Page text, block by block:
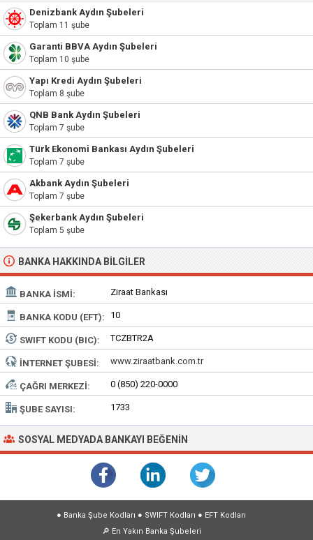
Denizbank Aydın Şubeleri
Toplam 11 şube
Garanti BBVA Aydın Şubeleri
Toplam 10 şube
Yapı Kredi Aydın Şubeleri
Toplam 8 şube
QNB Bank Aydın Şubeleri
Toplam 7 şube
Türk Ekonomi Bankası Aydın Şubeleri
Toplam 7 şube
Akbank Aydın Şubeleri
Toplam 7 şube
Şekerbank Aydın Şubeleri
Toplam 5 şube
BANKA HAKKINDA BILGILER
BANKA İSMI: Ziraat Bankası
BANKA KODU (EFT): 10
SWIFT KODU (BIC): TCZBTR2A
İNTERNET ŞUBESI: www.ziraatbank.com.tr
ÇAĞRI MERKEZI: 0 (850) 220-0000
ŞUBE SAYISI: 1733
SOSYAL MEDYADA BANKAYI BEĞENIN
● Banka Şube Kodları ● SWIFT Kodları ● EFT Kodları
🔎 En Yakın Banka Şubeleri